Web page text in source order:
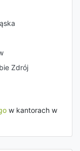
Zdrój
w kantorach w